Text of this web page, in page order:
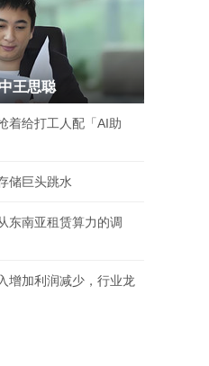
王思聪
着给打工人配「AI助
储巨头跳水
东南亚租赁算力的调
增加利润减少，行业龙